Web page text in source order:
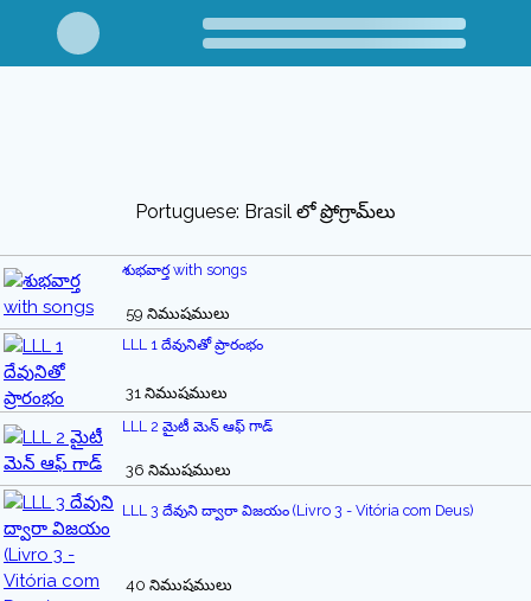
Portuguese: Brasil లో ప్రోగ్రామ్‌లు
శుభవార్త with songs
59 నిముషములు
LLL 1 దేవునితో ప్రారంభం
31 నిముషములు
LLL 2 మైటీ మెన్ ఆఫ్ గాడ్
36 నిముషములు
LLL 3 దేవుని ద్వారా విజయం (Livro 3 - Vitória com Deus)
40 నిముషములు